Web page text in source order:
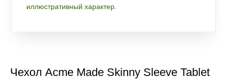
иллюстративный характер.
Чехол Acme Made Skinny Sleeve Tablet